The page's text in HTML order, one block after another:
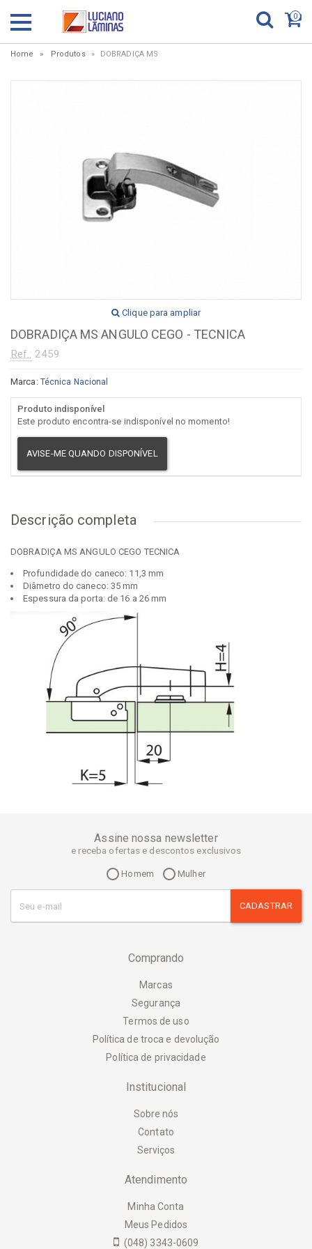
0
Home Produtos DOBRADIÇA MS
Clique para ampliar
DOBRADIÇA MS ANGULO CEGO - TECNICA
Ref.: 2459
Marca: Técnica Nacional
Produto indisponível
Este produto encontra-se indisponível no momento!
AVISE-ME QUANDO DISPONÍVEL
Descrição completa
DOBRADIÇA MS ANGULO CEGO TECNICA
Profundidade do caneco: 11,3 mm
Diâmetro do caneco: 35 mm
Espessura da porta: de 16 a 26 mm
Assine nossa newsletter
e receba ofertas e descontos exclusivos
Homem Mulher
CADASTRAR
Comprando
Marcas
Segurança
Termos de uso
Política de troca e devolução
Política de privacidade
Institucional
Sobre nós
Contato
Serviços
Atendimento
Minha Conta
Meus Pedidos
(048) 3343-0609